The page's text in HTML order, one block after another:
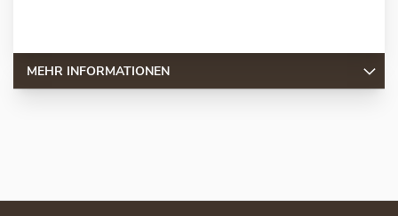
MEHR INFORMATIONEN